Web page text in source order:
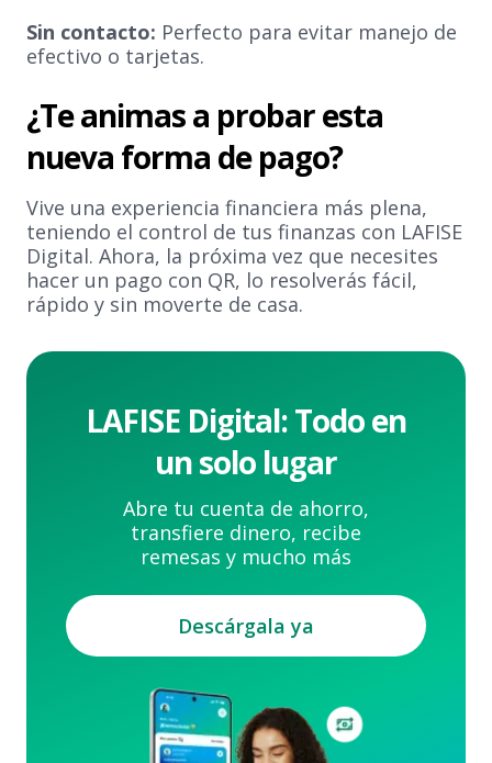
Sin contacto: Perfecto para evitar manejo de
efectivo o tarjetas.
¿Te animas a probar esta
nueva forma de pago?
Vive una experiencia financiera más plena,
teniendo el control de tus finanzas con LAFISE
Digital. Ahora, la próxima vez que necesites
hacer un pago con QR, lo resolverás fácil,
rápido y sin moverte de casa.
LAFISE Digital: Todo en
un solo lugar
Abre tu cuenta de ahorro,
transfiere dinero, recibe
remesas y mucho más
Descárgala ya